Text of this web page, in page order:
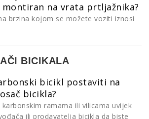
na vrata prtljažnika?
brzina kojom se možete voziti iznosi
BICIKALA
bicikl postaviti na
bicikla?
ramama ili vilicama uvijek
ili prodavatelja bicikla da biste